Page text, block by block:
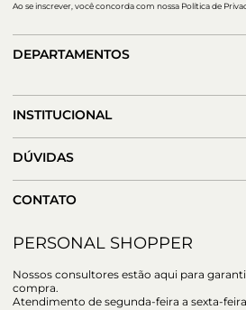
Ao se inscrever, você concorda com nossa Política de
DEPARTAMENTOS
INSTITUCIONAL
DÚVIDAS
CONTATO
PERSONAL SHOPPER
Nossos consultores estão aqui para
compra.
Atendimento de segunda-feira a sexta-feira